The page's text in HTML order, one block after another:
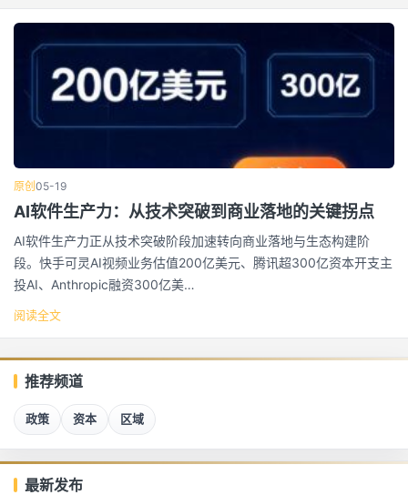
原创05-19
AI软件生产力：从技术突破到商业落地的关键拐点
AI软件生产力正从技术突破阶段加速转向商业落地与生态构建阶
段。快手可灵AI视频业务估值200亿美元、腾讯超300亿资本开支主
投AI、Anthropic融资300亿美…
阅读全文
推荐频道
政策 资本 区域
最新发布